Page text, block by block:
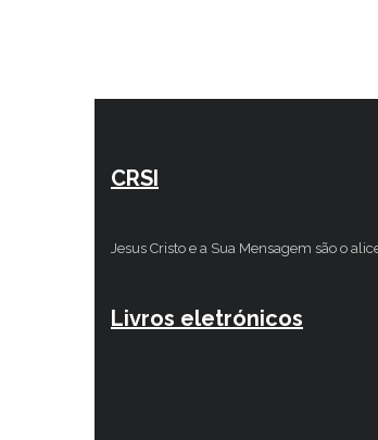
CRSI
Jesus Cristo e a Sua Mensagem são o
Livros eletrónicos